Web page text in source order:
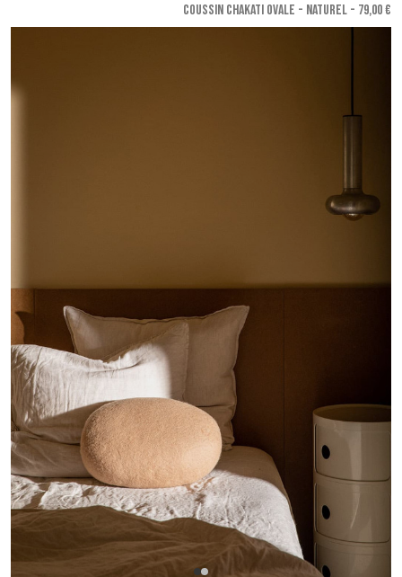
COUSSIN CHAKATI OVALE - Naturel - 79,00 €